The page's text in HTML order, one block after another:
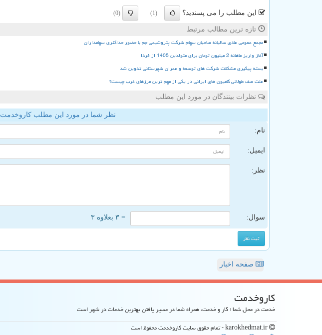
این مطلب را می پسندید؟ (1)
(0)
تازه ترین مطالب مرتبط
مجمع عمومی عادی سالیانه صاحبان سهام شرکت پتروشیمی جم با حضور حداکثری سهامداران
آغاز واریز ماهانه 2 میلیون تومان برای متولدین 1405 از فردا
بسته پیگیری مشکلات شرکت های توسعه و عمران شهرستانی تدوین شد
علت صف طولانی کامیون های ایرانی در یکی از مهم ترین مرزهای غرب چیست؟
نظرات بینندگان در مورد این مطلب
نظر شما در مورد این مطلب کاروخدمت
نام:
ایمیل:
نظر:
سوال: = ۳ بعلاوه ۳
صفحه اخبار
كاروخدمت
خدمت در محل شما ؛ کار و خدمت، همراه شما در مسیر یافتن بهترین خدمات در شهر است